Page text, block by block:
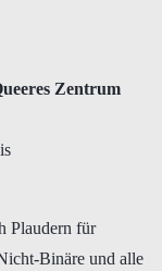
Zentrum
Plaudern für
Binäre und alle